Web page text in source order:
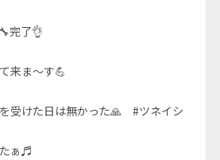
完了👌
来ま～す💪
受けた日は無かった🙏 #ツネイシ
ぁ♬